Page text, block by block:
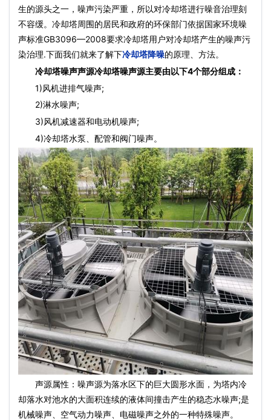
生的源头之一，噪声污染严重，所以对冷却塔进行噪音治理刻
不容缓。冷却塔周围的居民和政府的环保部门依据国家环境噪
声标准GB3096—2008要求冷却塔用户对冷却塔产生的噪声污
染治理.下面我们就来了解下冷却塔降噪的原理、方法。
冷却塔噪声声源冷却塔噪声源主要由以下4个部分组成：
1)风机进排气噪声;
2)淋水噪声;
3)风机减速器和电动机噪声;
4)冷却塔水泵、配管和阀门噪声。
声源属性：噪声源为落水区下的巨大圆形水面，为塔内冷
却落水对池水的大面积连续的液体间撞击产生的稳态水噪声;是
机械噪声、空气动力噪声、电磁噪声之外的一种特殊噪声。